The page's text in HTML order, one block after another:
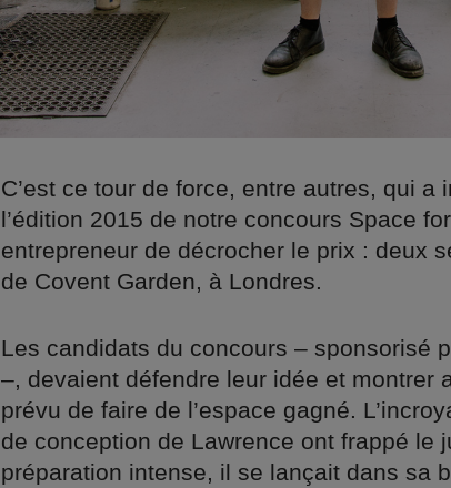
C’est ce tour de force, entre autres, qui a
l’édition 2015 de notre concours Space
entrepreneur de décrocher le prix : deux
de Covent Garden, à Londres.
Les candidats du concours – sponsorisé
–, devaient défendre leur idée et montrer
prévu de faire de l’espace gagné.
de conception de Lawrence ont frappé le
préparation intense, il se lançait dans sa